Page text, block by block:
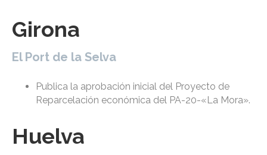
Girona
El Port de la Selva
Publica la aprobación inicial del Proyecto de
Reparcelación económica del PA-20-«La Mora».
Huelva